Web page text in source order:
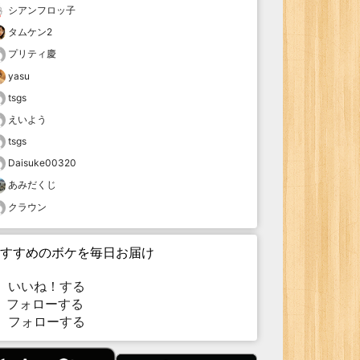
シアンフロッ子
タムケン2
プリティ慶
yasu
tsgs
えいよう
tsgs
Daisuke00320
あみだくじ
クラウン
すめのボケを毎日お届け
いいね！する
ォローする
フォローする